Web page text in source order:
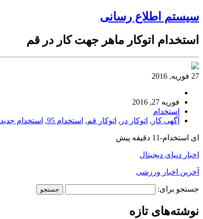
سیستم اطلاع رسانی
استخدام اتوکار ماهر جهت کار در قم
27 فوریه, 2016
فوریه 27, 2016
استخدام
آگهی کار , اتوکار در , اتوکار قم, استخدام 95 , استخدام جدید
ای استخدام-11 دقیقه پیش
اخبار دنیای دیجیتال
آخرین اخبار ورزشی
جستجو برای:
نوشته‌های تازه